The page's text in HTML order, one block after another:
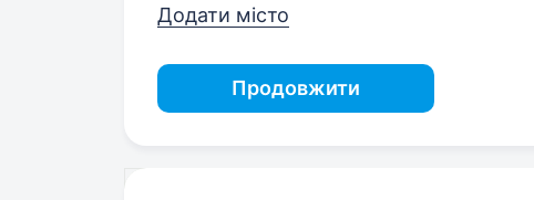
Додати місто
Продовжити